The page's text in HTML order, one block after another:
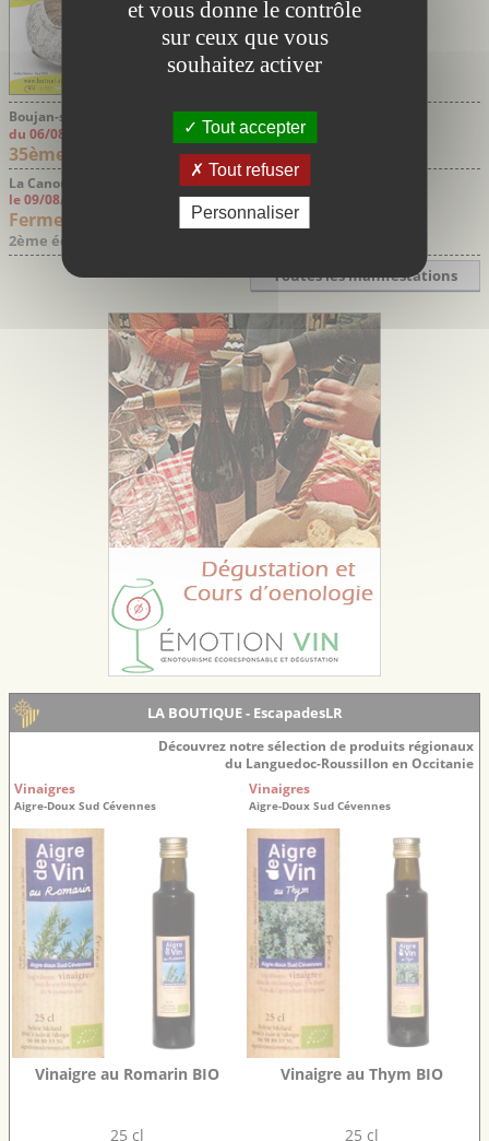
Boujan-sur-Libron Hérault
du 06/08/2026 au 09/08/2026
35ème Fête du Cheval et du Toro
La Canourgue Lozère
le 09/08/2026
Ferme en ville à La Canourgue
2ème édition
Toutes les manifestations
LA BOUTIQUE - EscapadesLR
Découvrez notre sélection de produits régionaux
du Languedoc-Roussillon en Occitanie
Vinaigres
Aigre-Doux Sud Cévennes
Vinaigre au Romarin BIO
25 cl
Vinaigres
Aigre-Doux Sud Cévennes
Vinaigre au Thym BIO
25 cl
et vous donne le contrôle
sur ceux que vous
souhaitez activer
Tout accepter
Tout refuser
Personnaliser